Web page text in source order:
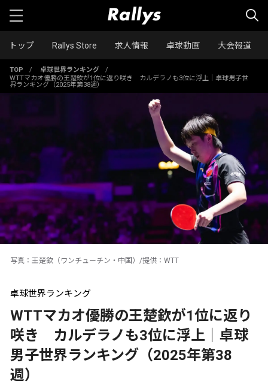
トップ Rallys Store 求人情報 卓球動画 大会報道
TOP / 卓球世界ランキング
/
WTTマカオ優勝の王楚欽が1位に返り咲き カルデラノも3位に浮上｜卓球男子世
界ランキング（2025年第38週）
写真：王楚欽（ワンチューチン・中国）/提供：WTT
卓球世界ランキング
WTTマカオ優勝の王楚欽が1位に返り
咲き カルデラノも3位に浮上｜卓球
男子世界ランキング（2025年第38
週）